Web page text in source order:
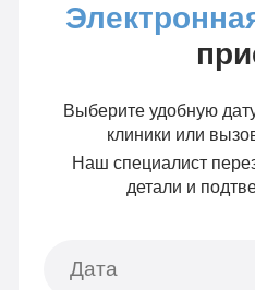
Выберите удобную
клиники или
Наш специалист
детали и